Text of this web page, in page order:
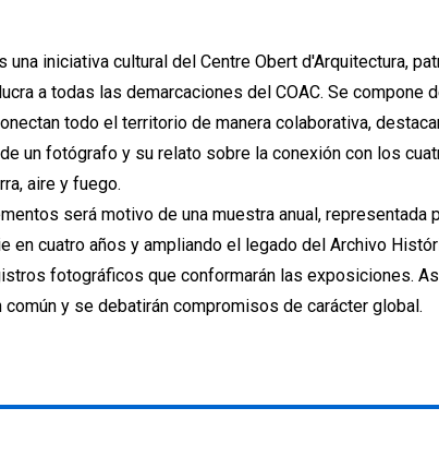
una iniciativa cultural del Centre Obert d'Arquitectura,
a todas las demarcaciones del COAC. Se compone
todo el territorio de manera colaborativa,
un fotógrafo y su relato sobre la conexión con los
aire y fuego.
será motivo de una muestra anual, representada
en cuatro años y ampliando el legado del Archivo
fotográficos que conformarán las exposiciones.
común y se debatirán compromisos de carácter global.